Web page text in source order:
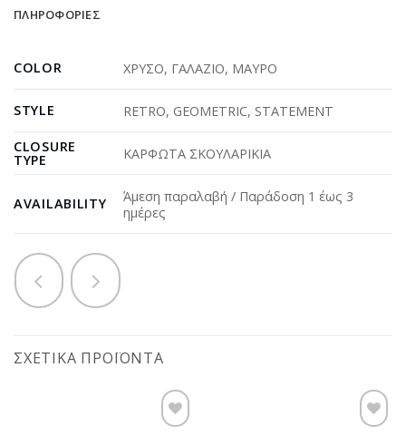
ΠΛΗΡΟΦΟΡΊΕΣ
COLOR ΧΡΥΣΟ, ΓΑΛΑΖΙΟ, ΜΑΥΡΟ
STYLE RETRO, GEOMETRIC, STATEMENT
CLOSURE
TYPE ΚΑΡΦΩΤΑ ΣΚΟΥΛΑΡΙΚΙΑ
AVAILABILITY
Άμεση παραλαβή / Παράδοση 1 έως 3
ημέρες
ΣΧΕΤΙΚΆ ΠΡΟΪΌΝΤΑ